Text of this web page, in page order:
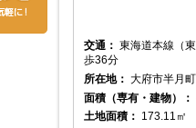
交通： 東海道本線（
歩36分
所在地： 大府市半月町
面積（専有・建物）：
土地面積： 173.11㎡